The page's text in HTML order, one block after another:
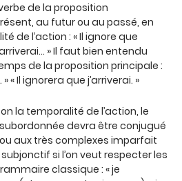
de la proposition
au futur ou au passé, en
de l’action : « Il ignore que
» Il faut bien entendu
de la proposition principale :
« Il ignorera que j’arriverai. »
la temporalité de l’action, le
devra être conjugué
aux très complexes imparfait
si l’on veut respecter les
classique : « je